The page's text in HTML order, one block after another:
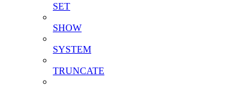
SET
SHOW
SYSTEM
TRUNCATE